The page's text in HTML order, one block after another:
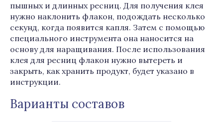
пышных и длинных ресниц. Для получения клея
нужно наклонить флакон, подождать несколько
секунд, когда появится капля. Затем с помощью
специального инструмента она наносится на
основу для наращивания. После использования
клея для ресниц флакон нужно вытереть и
закрыть, как хранить продукт, будет указано в
инструкции.
Варианты составов